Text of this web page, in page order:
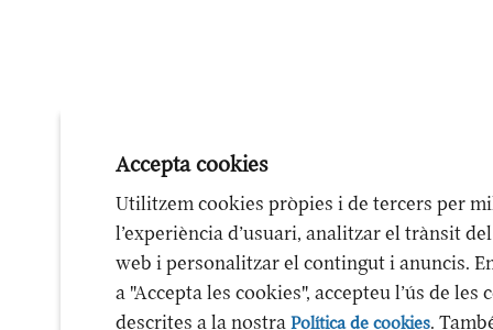
Accepta cookies
Utilitzem cookies pròpies i de tercers per
l’experiència d’usuari, analitzar el trànsit
web i personalitzar el contingut i anuncis.
a "Accepta les cookies", accepteu l’ús de les
descrites a la nostra Política de cookies.